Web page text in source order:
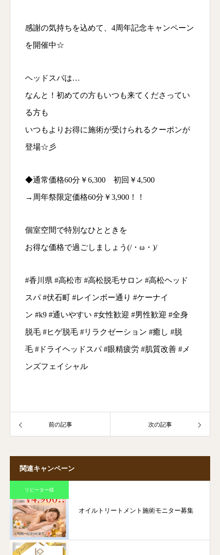
感謝の気持ちを込めて、4周年記念キャンペーン
を開催中☆
ヘッドスパは…
なんと！初めての方もいつも来てくださってい
る方も
いつもよりお得に施術が受けられるクーポンが
登場☆彡
◆通常価格60分￥6,300 初回￥4,500
→周年祭限定価格60分￥3,900！！
個室空間で特別なひとときを
お得な価格で過ごしましょう(/・ω・)/
#香川県 #高松市 #高松脱毛サロン #高松ヘッド
スパ #伏石町 #レインボー通り #ケーナイ
ン #k9 #通いやすい #女性歓迎 #男性歓迎 #全身
脱毛 #ヒゲ脱毛 #リラクゼーション #癒し #脱
毛 #ドライヘッドスパ #眼精疲労 #肌質改善 #メ
ンズフェイシャル
前の記事 次の記事
関連キャンペーン
リピーター様
オイルトリートメント施術モニター募集